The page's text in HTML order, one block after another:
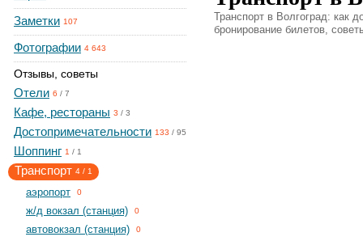
Заметки 107
Фотографии 4 643
Отзывы, советы
Отели 6 / 7
Кафе, рестораны 3 / 3
Достопримечательности 133 / 95
Шоппинг 1 / 1
Транспорт 4 / 1
aэропорт 0
ж/д вокзал (станция) 0
автовокзал (станция) 0
Транспорт в Волгоград: как
бронирование билетов,